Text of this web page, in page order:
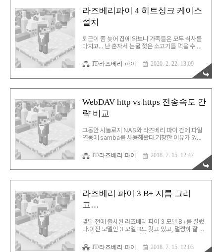
드하며 HDMI 출력을 4Kp30까지 올렸고, HDR 출
력을 지원하며 HEVC HW 디코딩을 제대로 활용한
다. 덕분에 라즈베리파이 Zero 등에 대한 지원은 중
완전 재설치를 권장해서 SD 메모리를 밀고 다시 깔
아봤다. 하는 김에 설정 파일을 수..
라즈베리파이 4 히트싱크 케이스
설치
퇴근이 좀 늦어 집에 와보니 가족들은 모두 식사를
마치고... 난 혼자서 눈물 젖은 소고기를 먹을 수 밖
는데, 하나는 라즈베리 파이 4 히트싱크 케이스... 나
머지 하나는 공식 파워 서플라이. 기존에 사용하던
케이스는 팬(Fan SHIM)과 함께 사용하던 모델이었
는데, 사용하다보니 사소한 문제들이 부각되어 보였
다. 밤에는 팬 소음이 들린다는 점과, CPU SoC에
만 팬이 적용되고 다른 부분엔 적용되지 않았다는
점. 구글링 해보면 라즈베리파이 4의 열 테스트 자
의 열이 상당히 높다. 자료에 따라서는 이더넷 칩의
온도가 더 높다는 자료도 볼 수 있고..
IT/라즈베리 파이 2020. 2. 22. 13:09
WebDAV http vs https 전송속도 간
략 비교
그동안 시놀로지 NAS와 라즈베리 파이 간에 파일
연동에 samba를 사용해왔다.거창한 이유가 있는
편견이 아무래도 컸다… 그런데, 생각해보니, 시놀로
지와 Kodi 모두 리눅스 환경에서 동작하는데, 웬
samba냐…게다가, SMB 프로토콜 자체는 꽤 안정
다… 라즈베리 파이도 새로 산 김에 관련 환경을 바
꿔보기로 했다.그런데, 이왕에 바꿀 거 다른 프로토
콜들이랑 성능은 어느 정도 차이가 나는지도 확인해
보기로 했다. 비교 대상은 NFS, WebDAV, sftp.특
를 모두 비교해보기로 했다. 비교 방법은 단순하
다.LAN 환경에서 특정 파일(1.4..
IT/라즈베리 파이 2018. 7. 15. 12:47
라즈베리 파이 3 B+ 지름 그리
고…
몇달 전에 출시된 라즈베리 파이 3 모델 B+를 질렀
다.이전 모델인 3 모델 B도 갖고 있고, 멀쩡히 잘 돌
가, HEVC 동영상에선 가끔 프레임 드랍이 발생하
IT/라즈베리 파이 2018. 7. 15. 12:03